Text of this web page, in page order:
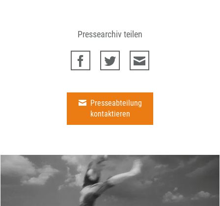
Pressearchiv teilen
Presseabteilung
kontaktieren